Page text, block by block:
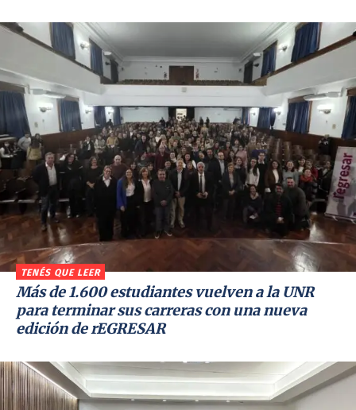
TENÉS QUE LEER
Más de 1.600 estudiantes vuelven a la UNR
para terminar sus carreras con una nueva
edición de rEGRESAR